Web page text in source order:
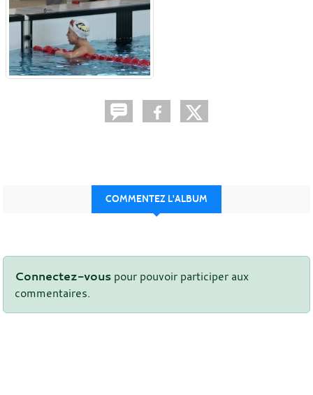
COMMENTEZ L'ALBUM
Connectez-vous pour pouvoir participer aux
commentaires.